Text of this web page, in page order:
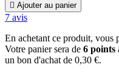
 Ajouter au panier
7 avis
En achetant ce produit, vous
Votre panier sera de 6 points
un bon d'achat de 0,30 €.